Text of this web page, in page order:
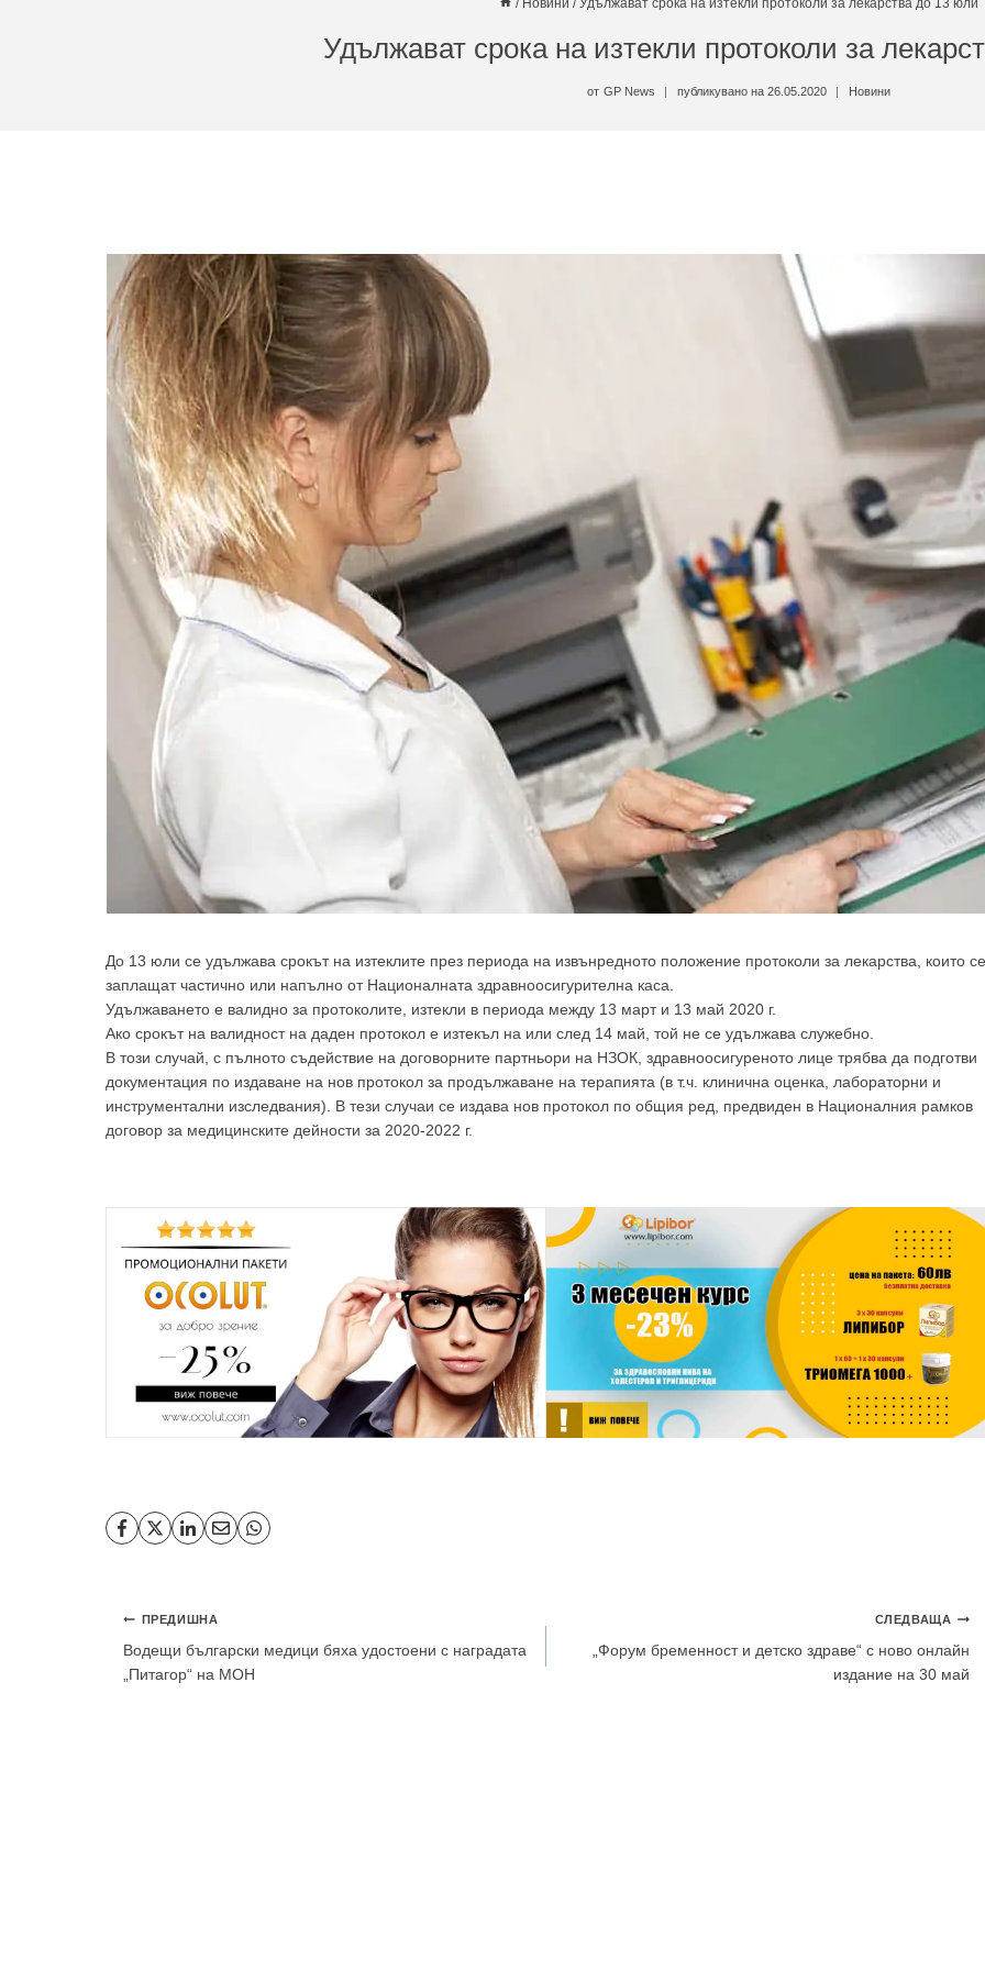
/ Новини / Удължават срока на изтекли протоколи за лекарства до 13 юли
Удължават срока на изтекли протоколи за
от GP News публикувано на 26.05.2020 Новини
До 13 юли се удължава срокът на изтеклите през периода на извънредното положение протоколи за лекарства, които се
заплащат частично или напълно от Националната здравноосигурителна каса.
Удължаването е валидно за протоколите, изтекли в периода между 13 март и 13 май 2020 г.
Ако срокът на валидност на даден протокол е изтекъл на или след 14 май, той не се удължава служебно.
В този случай, с пълното съдействие на договорните партньори на НЗОК, здравноосигуреното лице трябва да подготви
документация по издаване на нов протокол за продължаване на терапията (в т.ч. клинична оценка, лабораторни и
инструментални изследвания). В тези случаи се издава нов протокол по общия ред, предвиден в Националния рамков
договор за медицинските дейности за 2020-2022 г.
Навигация
ПРЕДИШНА
Водещи български медици бяха удостоени с наградата
„Питагор“ на МОН
СЛЕДВАЩА
„Форум бременност и детско здраве“ с ново онлайн
издание на 30 май
GPNews
НОВИНИ ЗА ОБЩОПРАКТИКУВАЩИЯ ЛЕКАР
За да можеда виждате специализирано медицинско съдържание,
Аз съм медицински специалист Не съм медицински